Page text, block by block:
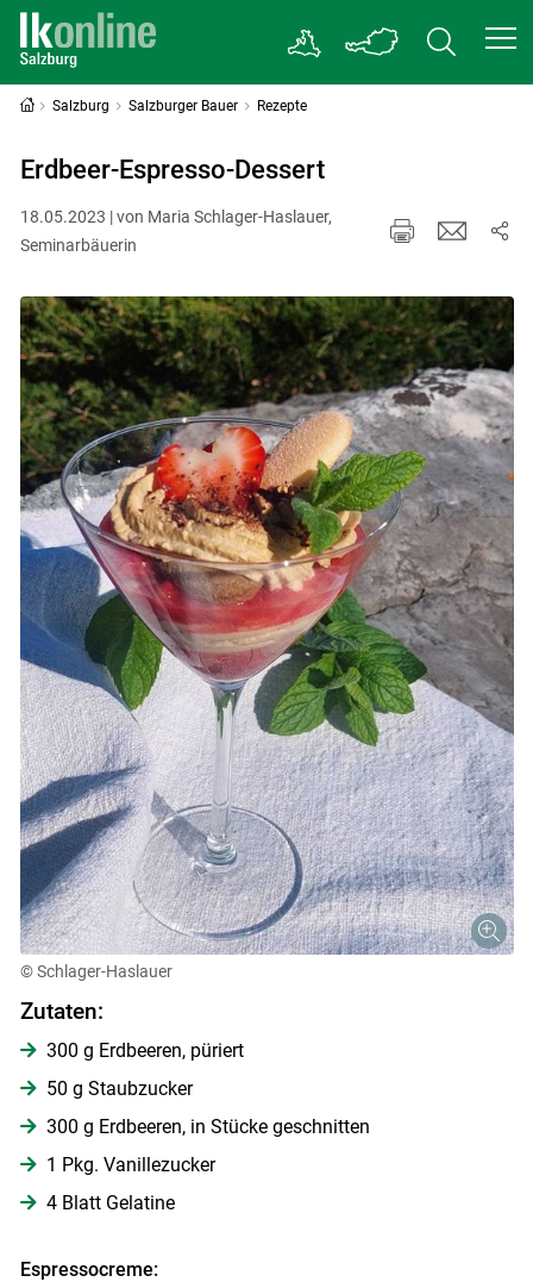
Salzburg Salzburger Bauer Rezepte
Erdbeer-Espresso-Dessert
18.05.2023 | von Maria Schlager-Haslauer,
Seminarbäuerin
© Schlager-Haslauer
Zutaten:
300 g Erdbeeren, püriert
50 g Staubzucker
300 g Erdbeeren, in Stücke geschnitten
1 Pkg. Vanillezucker
4 Blatt Gelatine
Espressocreme: